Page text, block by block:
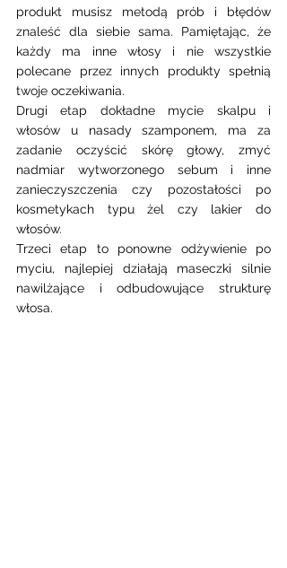
produkt musisz metodą prób i błędów
znaleść dla siebie sama. Pamiętając, że
każdy ma inne włosy i nie wszystkie
polecane przez innych produkty spełnią
twoje oczekiwania.
Drugi etap dokładne mycie skalpu i
włosów u nasady szamponem, ma za
zadanie oczyścić skórę głowy, zmyć
nadmiar wytworzonego sebum i inne
zanieczyszczenia czy pozostałości po
kosmetykach typu żel czy lakier do
włosów.
Trzeci etap to ponowne odżywienie po
myciu, najlepiej działają maseczki silnie
nawilżające i odbudowujące strukturę
włosa.